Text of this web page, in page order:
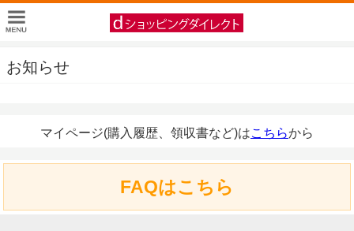
お知らせ
マイページ(購入履歴、領収書など)はこちらから
FAQはこちら